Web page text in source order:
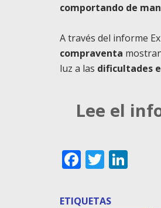
comportando de
A través del informe
compraventa
luz a las dificultades
Lee el
Facebook
Twitter
ETIQUETAS